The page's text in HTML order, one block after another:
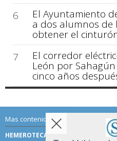
6
El Ayuntamiento
a dos alumnos de
obtener el
7
El corredor
León por
cinco años
Mas contenido de Sahagún Digital:
HEMEROTECA